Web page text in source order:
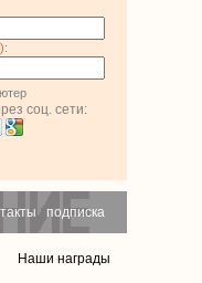
):
соц. сети:
| подписка
Наши награды